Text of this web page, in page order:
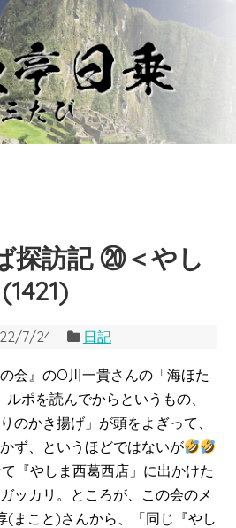
探訪記 ⑳＜やし
7/24 日記
会』のO川一貴さんの「海ほた
ポを読んでからというもの、
のかき揚げ」が頭をよぎって、
ず、というほどではないが
『やしま西葛西店」に出かけた
ッカリ。ところが、この会のメ
(まこと)さんから、「同じ『やし